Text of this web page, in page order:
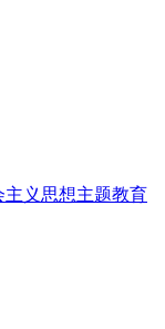
义思想主题教育